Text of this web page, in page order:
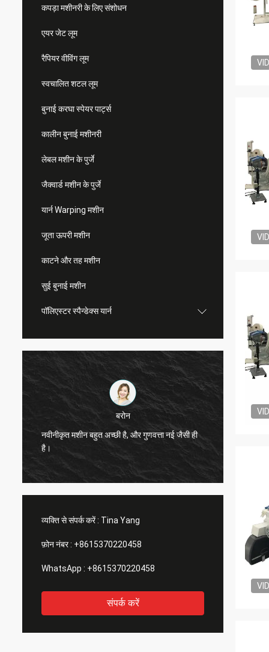
कपड़ा मशीनरी के लिए संशोधन
एयर जेट लूम
रैपियर वीविंग लूम
स्वचालित शटल लूम
बुनाई करघा स्पेयर पार्ट्स
कालीन बुनाई मशीनरी
लेबल मशीन के पुर्जे
जैक्वार्ड मशीन के पुर्जे
यार्न Warping मशीन
जूता ऊपरी मशीन
काटने और तह मशीन
सुई बुनाई मशीन
पॉलिएस्टर स्पैन्डेक्स यार्न
बरोन
नवीनीकृत मशीन बहुत अच्छी है, और गुणवत्ता नई जैसी ही
है।
व्यक्ति से संपर्क करें : Tina Yang
फ़ोन नंबर : +8615370220458
WhatsApp : +8615370220458
संपर्क करें